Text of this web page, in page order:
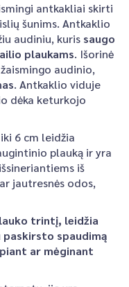
antkakliai skirti
šunims. Antkaklio
audiniu, kuris saugo
plaukams. Išorinė
audinio,
. Antkaklio viduje
dėka keturkojo
6 cm leidžia
plauką ir yra
iš
jautresnės odos,
trintį, leidžia
spaudimą
ar mėginant